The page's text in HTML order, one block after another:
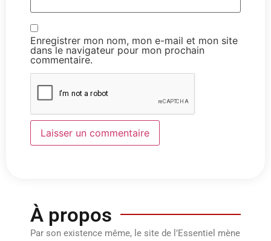
Enregistrer mon nom, mon e-mail et mon site
dans le navigateur pour mon prochain
commentaire.
À propos
Par son existence même, le site de l’Essentiel mène